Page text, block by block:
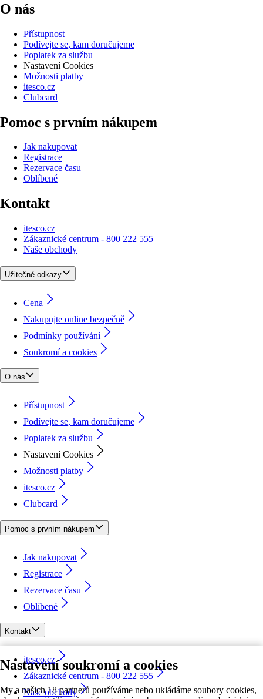
Nastavení soukromí a cookies
My a našich 18 partnerů používáme nebo ukládáme soubory cookies,
O nás
Přístupnost
Podívejte se, kam doručujeme
Poplatek za službu
Nastavení Cookies
Možnosti platby
itesco.cz
Clubcard
Pomoc s prvním nákupem
Jak nakupovat
Registrace
Rezervace času
Oblíbené
Kontakt
itesco.cz
Zákaznické centrum - 800 222 555
Naše obchody
Užitečné odkazy
Cena
Nakupujte online bezpečně
Podmínky používání
Soukromí a cookies
O nás
Přístupnost
Podívejte se, kam doručujeme
Poplatek za službu
Nastavení Cookies
Možnosti platby
itesco.cz
Clubcard
Pomoc s prvním nákupem
Jak nakupovat
Registrace
Rezervace času
Oblíbené
Kontakt
itesco.cz
Zákaznické centrum - 800 222 555
Naše obchody